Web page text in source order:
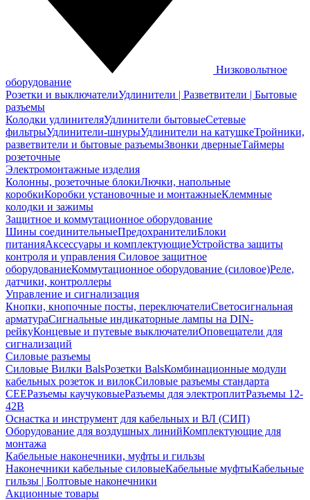
Низковольтное
оборудование
Розетки и выключателиУдлинители | Разветвители | Бытовые
разъемы
Колодки удлинителяУдлинители бытовыеСетевые
фильтрыУдлинители-шнурыУдлинители на катушкеТройники,
разветвители и бытовые разъемыЗвонки дверныеТаймеры
розеточные
Электромонтажные изделия
Колонны, розеточные блокиЛючки, напольные
коробкиКоробки установочные и монтажныеКлеммные
колодки и зажимы
Защитное и коммутационное оборудование
Шины соединительныеПредохранителиБлоки
питанияАксессуары и комплектующиеУстройства защиты
контроля и управления Силовое защитное
оборудованиеКоммутационное оборудование (силовое)Реле,
датчики, контроллеры
Управление и сигнализация
Кнопки, кнопочные посты, переключателиСветосигнальная
арматураСигнальные индикаторные лампы на DIN-
рейкуКонцевые и путевые выключателиОповещатели для
сигнализаций
Силовые разъемы
Силовые Вилки BalsРозетки BalsКомбинационные модули
кабельных розеток и вилокСиловые разъемы стандарта
CEEРазъемы каучуковыеРазъемы для электроплитРазъемы 12-
42В
Оснастка и инструмент для кабельных и ВЛ (СИП)
Оборудование для воздушных линийКомплектующие для
монтажа
Кабельные наконечники, муфты и гильзы
Наконечники кабельные силовыеКабельные муфтыКабельные
гильзы | Болтовые наконечники
Акционные товары